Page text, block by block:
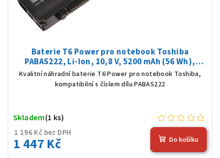
Baterie T6 Power pro notebook Toshiba
PABAS222, Li-Ion, 10,8 V, 5200 mAh (56 Wh),
černá
Kvalitní náhradní baterie T6 Power pro notebook Toshiba,
kompatibilní s číslem dílu PABAS222
1 196 Kč bez DPH
1 447 Kč
Skladem(1 ks)
Do košíku